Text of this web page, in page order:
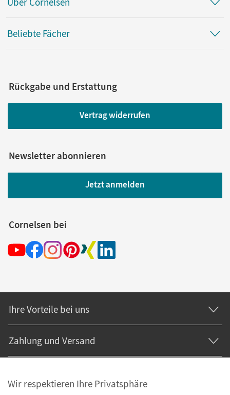
Beliebte Fächer
Rückgabe und Erstattung
Vertrag widerrufen
Newsletter abonnieren
Jetzt anmelden
Cornelsen bei
Ihre Vorteile bei uns
Zahlung und Versand
Wir respektieren Ihre Privatsphäre